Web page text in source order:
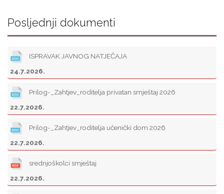
Posljednji dokumenti
ISPRAVAK JAVNOG NATJEČAJA
24.7.2026.
Prilog-_Zahtjev_roditelja privatan smještaj 2026
22.7.2026.
Prilog-_Zahtjev_roditelja učenički dom 2026
22.7.2026.
srednjoškolci smještaj
22.7.2026.